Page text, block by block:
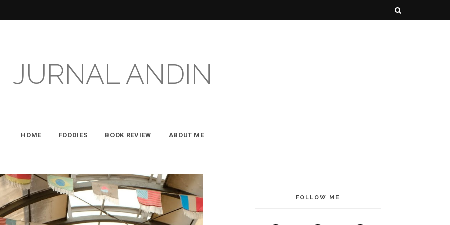
JURNAL ANDIN
HOME FOODIES BOOK REVIEW ABOUT ME
FOLLOW ME